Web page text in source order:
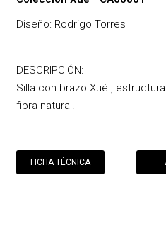
Diseño: Rodrigo Torres
DESCRIPCIÓN:
Silla con brazo Xué ,
fibra natural.
FICHA TÉCNICA